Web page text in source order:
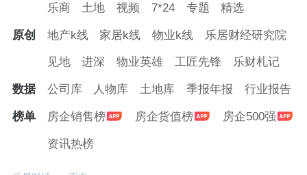
乐商 土地 视频 7*24 专题 精选
原创 地产k线 家居k线 物业k线 乐居财经研究院
见地 进深 物业英雄 工匠先锋 乐财札记
数据 公司库 人物库 土地库 季报年报 行业报告
榜单 房企销售榜 房企货值榜 房企500强
资讯热榜